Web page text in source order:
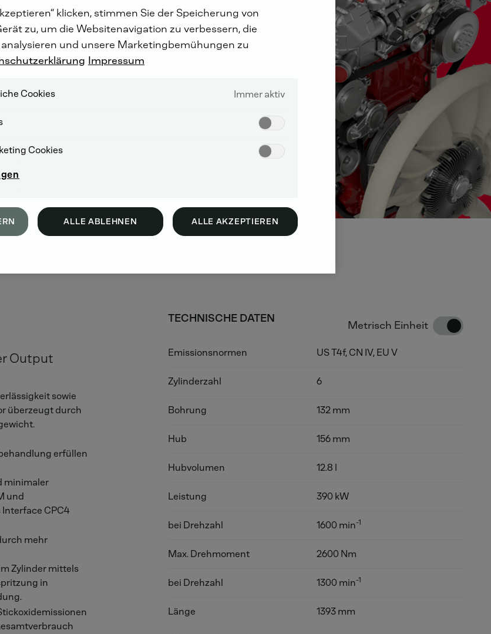
Output
sowie
überzeugt durch
erfüllen
minimaler
und
CPC4
mehr
Zylinder mittels
in
TECHNISCHE DATEN
Metrisch Einheit
Emissionsnormen US T4f, CN IV, EU V
Zylinderzahl 6
Bohrung 132 mm
Hub 156 mm
Hubvolumen 12.8 l
Leistung 390 kW
bei Drehzahl 1600 min-1
Max. Drehmoment 2600 Nm
bei Drehzahl 1300 min-1
Länge 1393 mm
klicken, stimmen Sie der Speicherung von
zu, um die Websitenavigation zu verbessern, die
und unsere Marketingbemühungen zu
Impressum
Cookies Immer aktiv
Cookies
ALLE ABLEHNEN ALLE AKZEPTIEREN